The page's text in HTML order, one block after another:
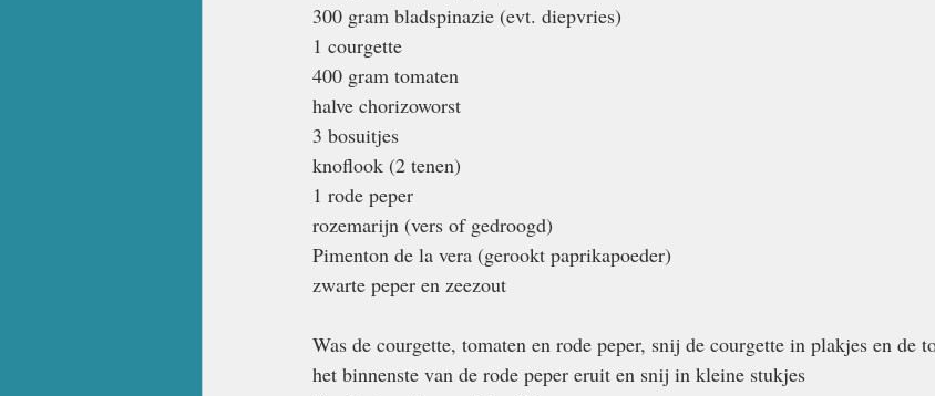
300 gram bladspinazie (evt. diepvries)
1 courgette
400 gram tomaten
halve chorizoworst
3 bosuitjes
knoflook (2 tenen)
1 rode peper
rozemarijn (vers of gedroogd)
Pimenton de la vera (gerookt paprikapoeder)
zwarte peper en zeezout
Was de courgette, tomaten en rode peper, snij de courgette in plakjes en de
het binnenste van de rode peper eruit en snij in kleine stukjes